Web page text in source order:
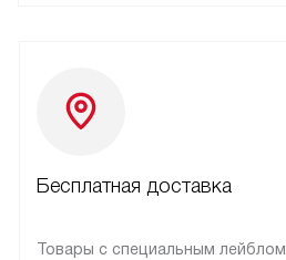
Бесплатная доставка
Товары с специальным лейблом